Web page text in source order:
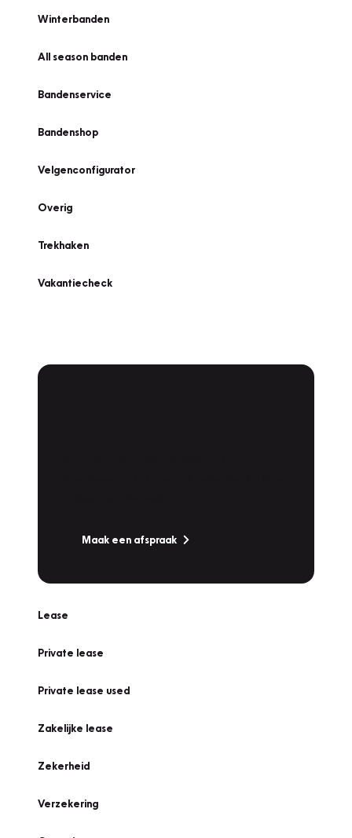
Winterbanden
All season banden
Bandenservice
Bandenshop
Velgenconfigurator
Overig
Trekhaken
Vakantiecheck
Maak een afspraak
Lease
Private lease
Private lease used
Zakelijke lease
Zekerheid
Verzekering